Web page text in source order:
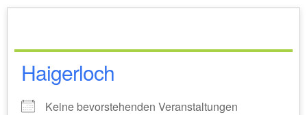
Haigerloch
Keine bevorstehenden Veranstaltungen